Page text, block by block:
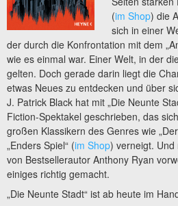
(im Shop) die
sich in einer
der durch die Konfrontation mit dem
wie es einmal war. Einer Welt, in der
gelten. Doch gerade darin liegt die
etwas Neues zu entdecken und über
J. Patrick Black hat mit „Die Neunte
Fiction-Spektakel geschrieben, das
großen Klassikern des Genres wie
„Enders Spiel“ (im Shop) verneigt.
von Bestsellerautor Anthony Ryan
einiges richtig gemacht.
„Die Neunte Stadt“ ist ab heute im